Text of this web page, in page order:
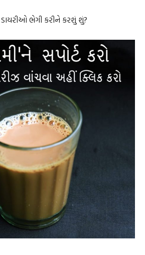
ભેગી કરીને કરશું શું?